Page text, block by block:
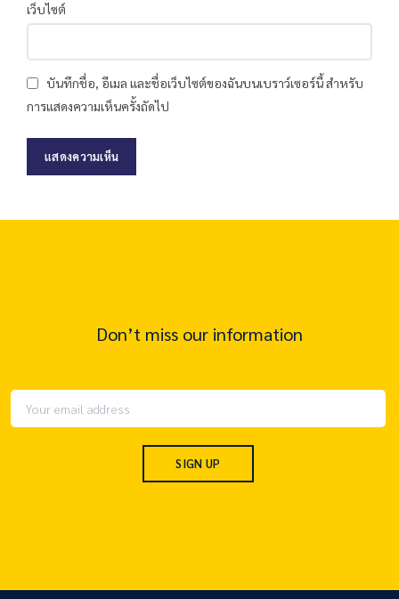
เว็บไซต์
บันทึกชื่อ, อีเมล และชื่อเว็บไซต์ของฉันบนเบราว์เซอร์นี้ สำหรับ
การแสดงความเห็นครั้งถัดไป
Don’t miss our information